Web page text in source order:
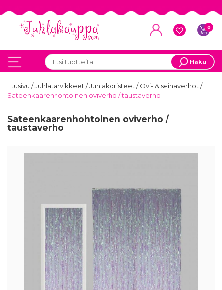
0
Haku
Etusivu /Juhlatarvikkeet/Juhlakoristeet/Ovi- & seinäverhot/
Sateenkaarenhohtoinen oviverho / taustaverho
Sateenkaarenhohtoinen oviverho /
taustaverho